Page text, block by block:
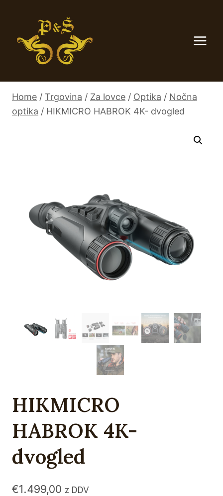
Home / Trgovina / Za lovce / Optika / Nočna
optika / HIKMICRO HABROK 4K- dvogled
HIKMICRO
HABROK 4K-
dvogled
€1.499,00 z DDV